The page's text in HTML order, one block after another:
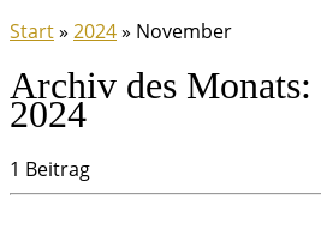
Start» 2024» November
Archiv des Monats:
2024
1 Beitrag